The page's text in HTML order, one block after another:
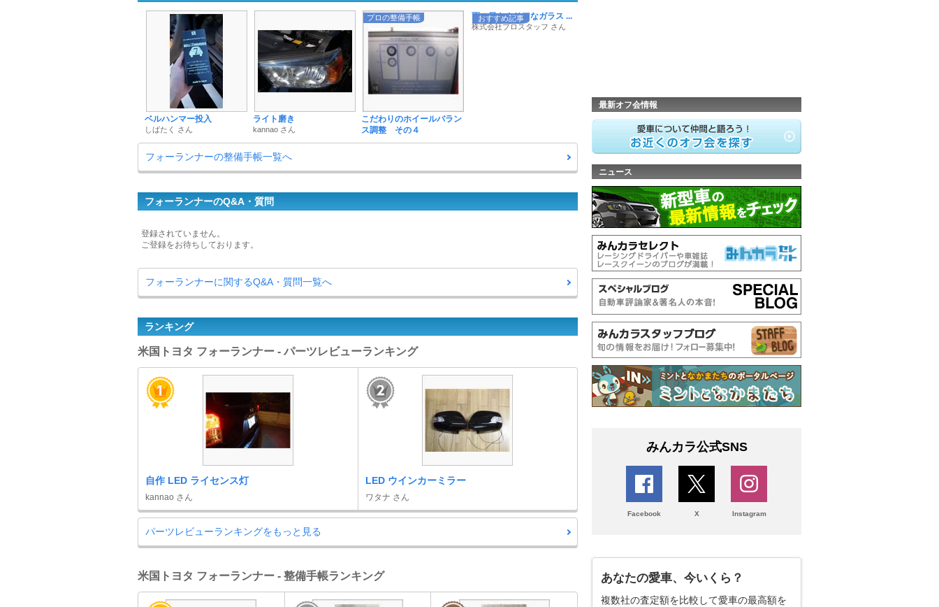
ベルハンマー投入
しばたく さん
ライト磨き
kannao さん
プロの整備手帳
こだわりのホイールバラン
ス調整 その４
おすすめ記事
雨の日もクリアなガラス ...
株式会社プロスタッフ さん
フォーランナーの整備手帳一覧へ
フォーランナーのQ&A・質問
登録されていません。
ご登録をお待ちしております。
フォーランナーに関するQ&A・質問一覧へ
ランキング
米国トヨタ フォーランナー - パーツレビューランキング
自作 LED ライセンス灯
kannao さん
LED ウインカーミラー
ワタナ さん
パーツレビューランキングをもっと見る
米国トヨタ フォーランナー - 整備手帳ランキング
最新オフ会情報
ニュース
みんカラ公式SNS
Facebook X Instagram
あなたの愛車、今いくら？
複数社の査定額を比較して愛車の最高額を